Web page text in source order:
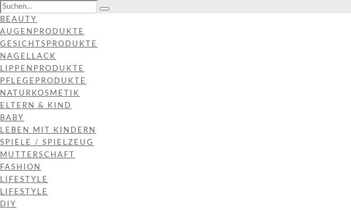
BEAUTY
AUGENPRODUKTE
GESICHTSPRODUKTE
NAGELLACK
LIPPENPRODUKTE
PFLEGEPRODUKTE
NATURKOSMETIK
ELTERN & KIND
BABY
LEBEN MIT KINDERN
SPIELE / SPIELZEUG
MUTTERSCHAFT
FASHION
LIFESTYLE
LIFESTYLE
DIY